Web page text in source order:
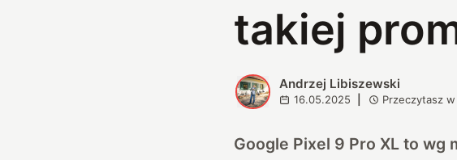
takiej
A Andrzej Libiszewski
16.05.2025 Przeczytasz w
Google Pixel 9 Pro XL to wg